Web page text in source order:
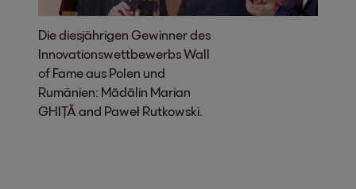
Die diesjährigen Gewinner des
Innovationswettbewerbs Wall
of Fame aus Polen und
Rumänien: Mădălin Marian
GHIȚĂ and Paweł Rutkowski.